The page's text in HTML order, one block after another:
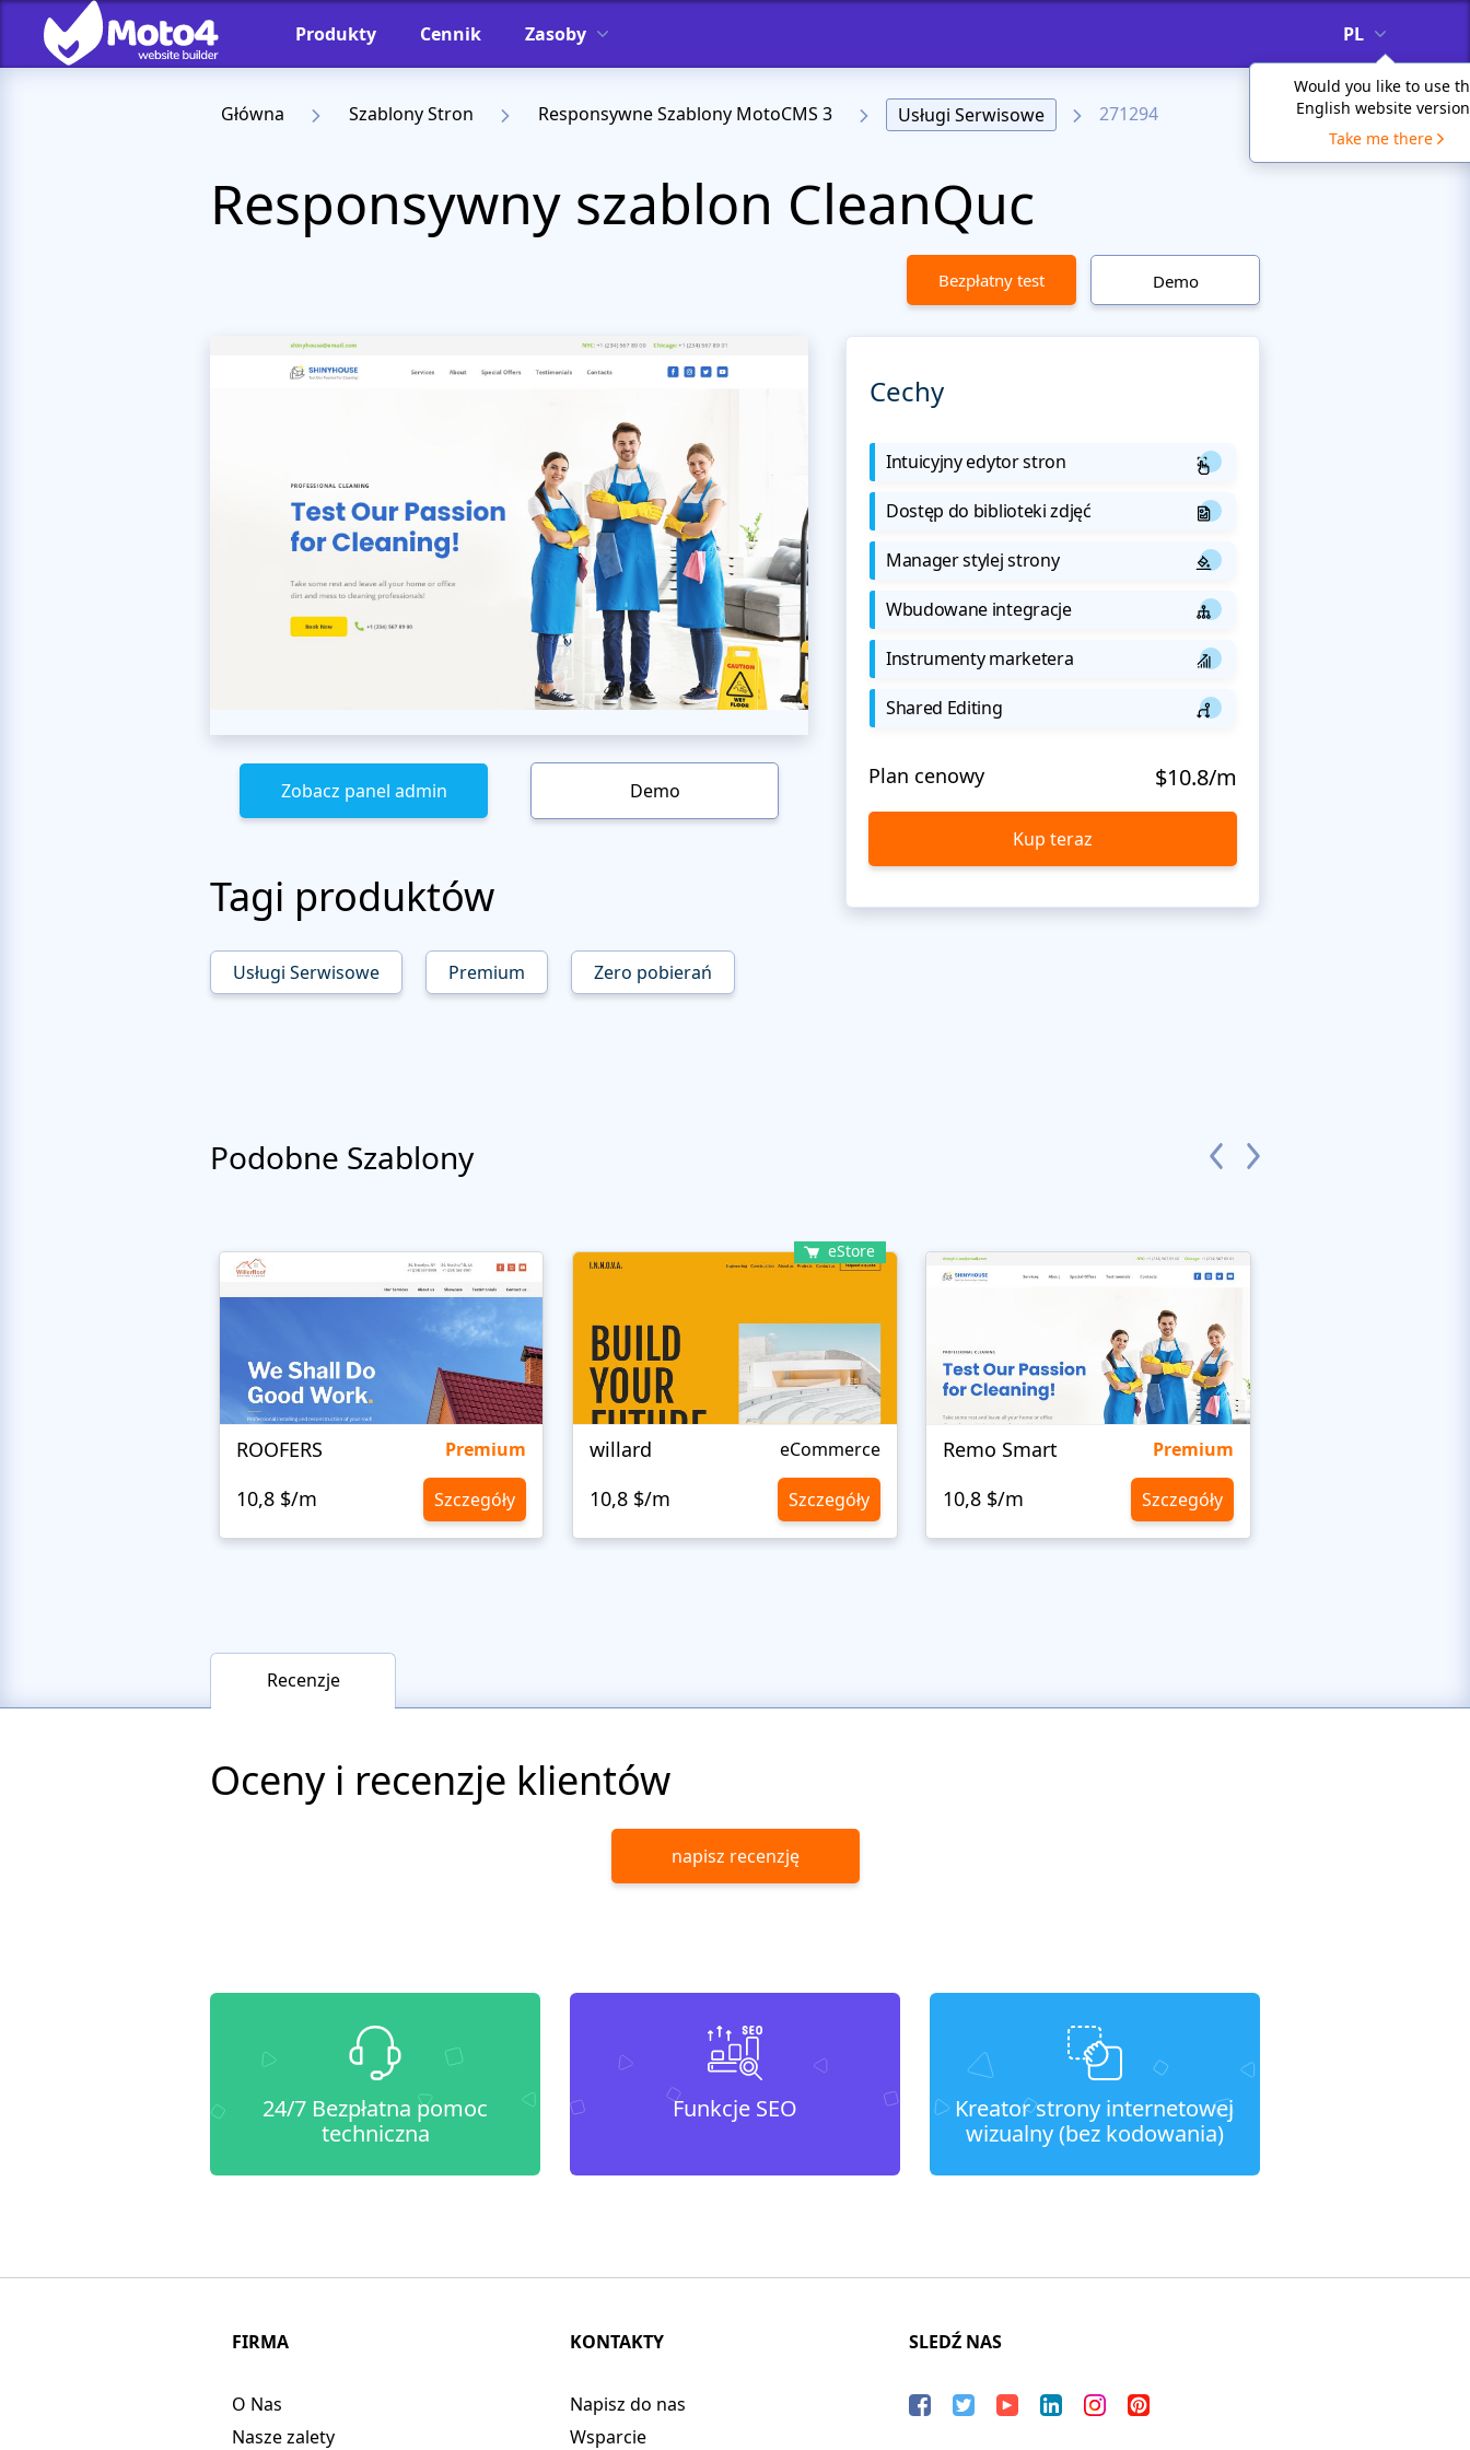
Produkty Cennik Zasoby PL
Would you like to use
English website
Take me there
Główna Szablony Stron Responsywne Szablony MotoCMS 3 Usługi Serwisowe 271294
Responsywny szablon CleanQuc
Bezpłatny test Demo
Zobacz panel admin Demo
Tagi produktów
Usługi Serwisowe Premium Zero pobierań
Cechy
Intuicyjny edytor stron
Dostęp do biblioteki zdjęć
Manager stylej strony
Wbudowane integracje
Instrumenty marketera
Shared Editing
Plan cenowy $10.8/m
Kup teraz
Podobne Szablony
ROOFERS Premium
10,8 $/m Szczegóły
eStore
willard eCommerce
10,8 $/m Szczegóły
Remo Smart Premium
10,8 $/m Szczegóły
Recenzje
Oceny i recenzje klientów
napisz recenzję
24/7 Bezpłatna pomoc
techniczna
Funkcje SEO
Kreator strony internetowej
wizualny (bez kodowania)
FIRMA
O Nas
Nasze zalety
KONTAKTY
Napisz do nas
Wsparcie
SLEDŹ NAS